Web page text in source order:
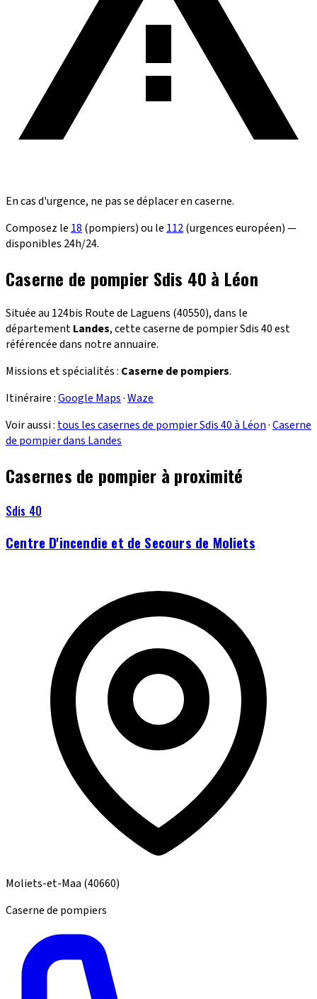
En cas d'urgence, ne pas se déplacer en caserne.
Composez le 18 (pompiers) ou le 112(urgences européen) —
disponibles 24h/24.
Caserne de pompier Sdis 40 à Léon
Située au 124bis Route de Laguens (40550), dans le
départementLandes, cette caserne de pompier Sdis 40 est
référencée dans notre annuaire.
Missions et spécialités : Caserne de pompiers.
Itinéraire :Google Maps·Waze
Voir aussi : tous les casernes de pompier Sdis 40 à Léon·Caserne
de pompier dans Landes
Casernes de pompier à proximité
Sdis 40
Centre D'incendie et de Secours de Moliets
Moliets-et-Maa (40660)
Caserne de pompiers